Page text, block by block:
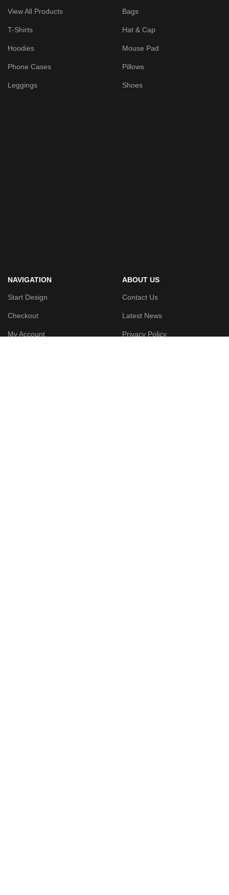
View All Products
T-Shirts
Hoodies
Phone Cases
Leggings
Bags
Hat & Cap
Mouse Pad
Pillows
Shoes
NAVIGATION
Start Design
Checkout
My Account
ABOUT US
Contact Us
Latest News
Privacy Policy